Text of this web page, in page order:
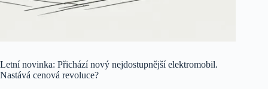
Letní novinka: Přichází nový nejdostupnější elektromobil.
Nastává cenová revoluce?